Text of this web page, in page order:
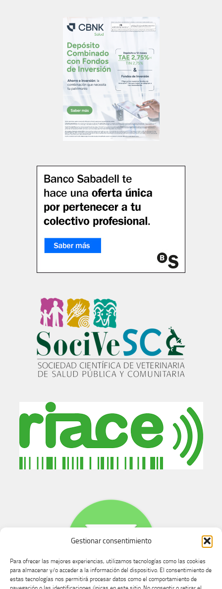
Gestionar consentimiento
Para ofrecer las mejores experiencias, utilizamos tecnologías como las cookies
para almacenar y/o acceder a la información del dispositivo. El consentimiento de
estas tecnologías nos permitirá procesar datos como el comportamiento de